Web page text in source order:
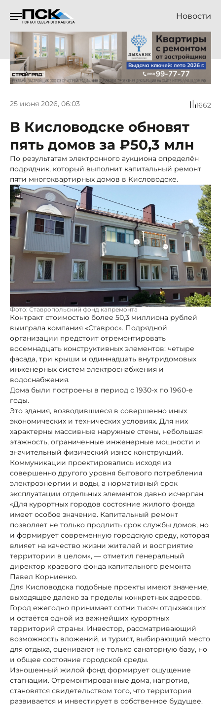
Новости
25 июня 2026, 06:03 1662
В Кисловодске обновят
пять домов за ₽50,3 млн
По результатам электронного аукциона определён
подрядчик, который выполнит капитальный ремонт
пяти многоквартирных домов в Кисловодске.
Фото: Ставропольский фонд капремонта
Контракт стоимостью более 50,3 миллиона рублей
выиграла компания «Ставрос». Подрядной
организации предстоит отремонтировать
восемнадцать конструктивных элементов: четыре
фасада, три крыши и одиннадцать внутридомовых
инженерных систем электроснабжения и
водоснабжения.
Дома были построены в период с 1930-х по 1960-е
годы.
Это здания, возводившиеся в совершенно иных
экономических и технических условиях. Для них
характерны массивные наружные стены, небольшая
этажность, ограниченные инженерные мощности и
значительный физический износ конструкций.
Коммуникации проектировались исходя из
совершенно другого уровня бытового потребления
электроэнергии и воды, а нормативный срок
эксплуатации отдельных элементов давно исчерпан.
«Для курортных городов состояние жилого фонда
имеет особое значение. Капитальный ремонт
позволяет не только продлить срок службы домов, но
и формирует современную городскую среду, которая
влияет на качество жизни жителей и восприятие
территории в целом», — отметил генеральный
директор краевого фонда капитального ремонта
Павел Корниенко.
Для Кисловодска подобные проекты имеют значение,
выходящее далеко за пределы конкретных адресов.
Город ежегодно принимает сотни тысяч отдыхающих
и остаётся одной из важнейших курортных
территорий страны. Инвестор, рассматривающий
возможность вложений, и турист, выбирающий место
для отдыха, оценивают не только санаторную базу, но
и общее состояние городской среды.
Изношенный жилой фонд формирует ощущение
стагнации. Отремонтированные дома, напротив,
становятся свидетельством того, что территория
развивается и инвестирует в собственное будущее.